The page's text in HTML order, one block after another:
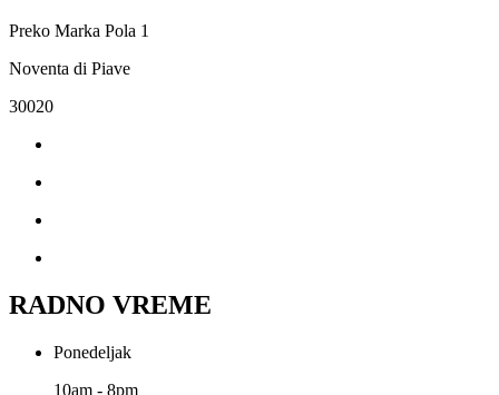
Preko Marka Pola 1
Noventa di Piave
30020
RADNO VREME
Ponedeljak
10am - 8pm